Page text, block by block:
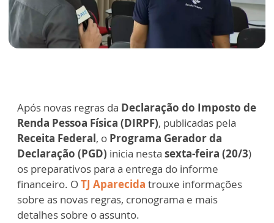
Após novas regras da Declaração do Imposto de
Renda Pessoa Física (DIRPF), publicadas pela
Receita Federal, o Programa Gerador da
Declaração (PGD) inicia nesta sexta-feira (20/3)
os preparativos para a entrega do informe
financeiro. OTJ Aparecida trouxe informações
sobre as novas regras, cronograma e mais
detalhes sobre o assunto.